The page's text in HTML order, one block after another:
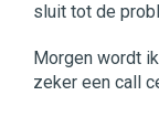
sluit tot de
Morgen wordt
zeker een call